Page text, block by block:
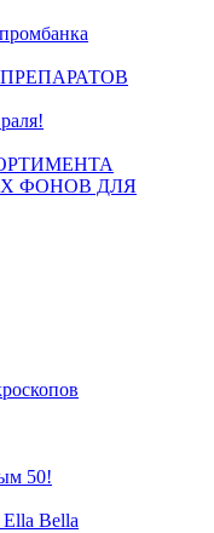
ФОНОВ ДЛЯ
50!
Bella